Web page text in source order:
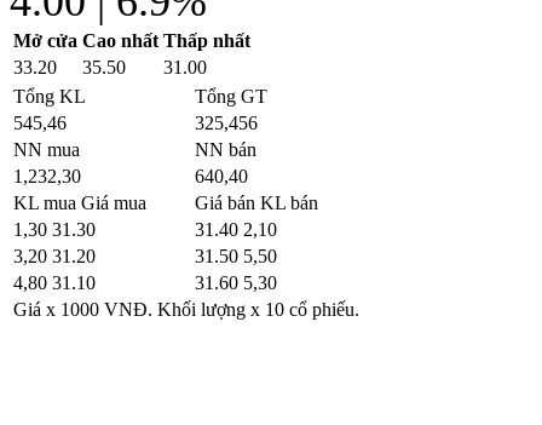
Mở cửa Cao nhất Thấp nhất
33.20
35.50
31.00
Tổng KL
Tổng GT
545,46
325,456
NN mua
NN bán
1,232,30
640,40
KL mua Giá mua Giá bán KL bán
1,30 31.30 31.40 2,10
3,20 31.20 31.50 5,50
4,80 31.10 31.60 5,30
Giá x 1000 VNĐ. Khối lượng x 10 cổ phiếu.